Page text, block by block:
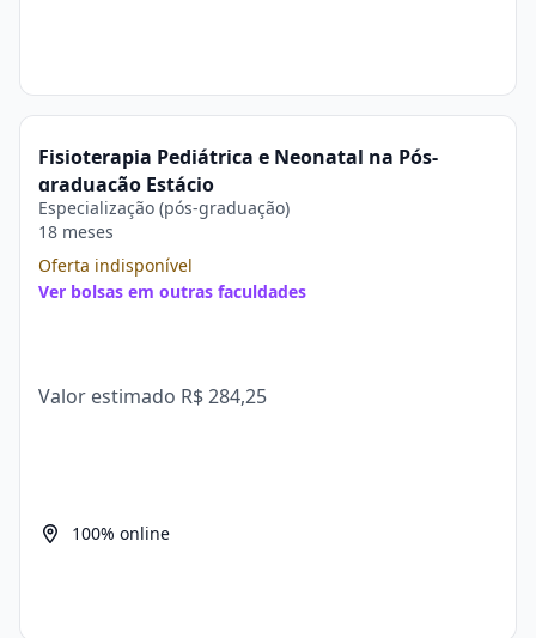
Fisioterapia Pediátrica e Neonatal na Pós-
graduação Estácio
Especialização (pós-graduação)
18 meses
Oferta indisponível
Ver bolsas em outras faculdades
Valor estimado R$ 284,25
100% online